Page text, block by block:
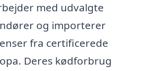
med udvalgte
og importerer
fra certificerede
Deres kødforbrug